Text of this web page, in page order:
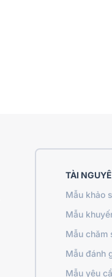
TÀI
Mẫu khảo
Mẫu
Mẫu chăm
Mẫu đánh
Mẫu yêu